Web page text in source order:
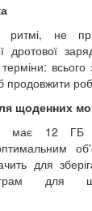
не
дротової
продовжити
щоденних
має 12 ГБ
для
для